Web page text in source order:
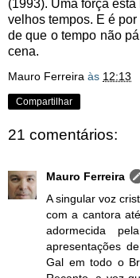
(1993). Uma força
velhos tempos. E é
de que o tempo não
cena.
Mauro Ferreira às 12:13
Compartilhar
21 comentários:
Mauro Ferreira
A singular voz
com a cantora
adormecida
apresentações
Gal em todo o